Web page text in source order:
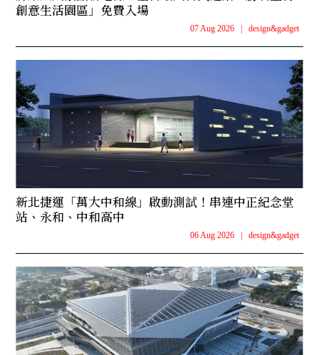
創意生活園區」免費入場
07 Aug 2026 design&gadget
新北捷運「萬大中和線」啟動測試！串連中正紀念堂
站、永和、中和高中
06 Aug 2026 design&gadget